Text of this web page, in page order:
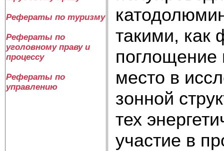
Рефераты по туризму
Рефераты по
уголовному праву и
процессу
Рефераты по
управлению
такими, как
поглощение
место в
зонной
тех
участие в